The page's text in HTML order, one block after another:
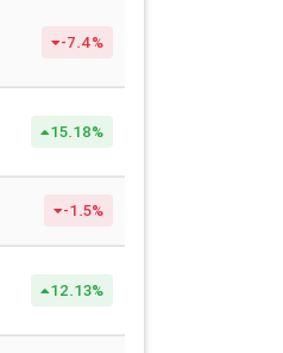
-7.4%
15.18%
-1.5%
12.13%